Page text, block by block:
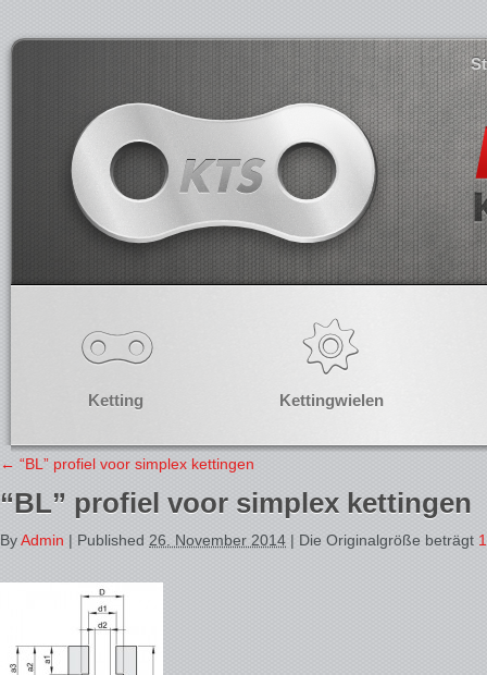
Ketting Kettingwielen
← “BL” profiel voor simplex kettingen
“BL” profiel voor simplex kettingen
ByAdmin | Published 26. November 2014 | Die Originalgröße beträgt